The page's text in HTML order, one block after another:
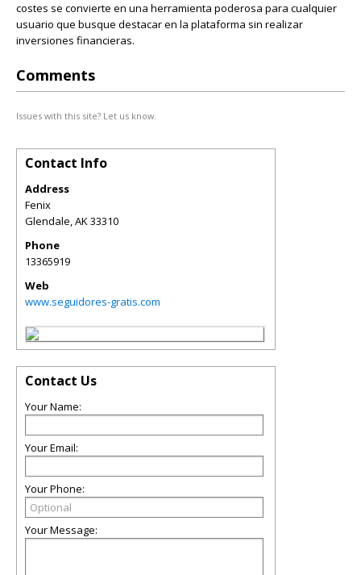
costes se convierte en una herramienta poderosa para cualquier
usuario que busque destacar en la plataforma sin realizar
inversiones financieras.
Comments
Issues with this site? Let us know.
Contact Info
Address
Fenix
Glendale,AK33310
Phone
13365919
Web
www.seguidores-gratis.com
Contact Us
Your Name:
Your Email:
Your Phone:
Your Message: